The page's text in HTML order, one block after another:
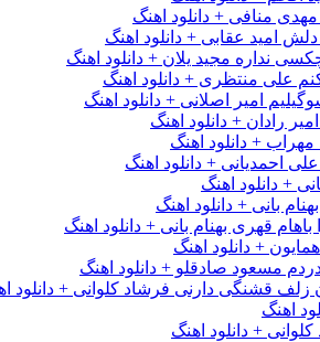
مهدی منافی + دانلود اهنگ
امید عقابی + دانلود اهنگ
نداره مجید یلان + دانلود اهنگ
علی منتظری + دانلود اهنگ
امیر اصلانی + دانلود اهنگ
رادان + دانلود اهنگ
+ دانلود اهنگ
احمدیانی + دانلود اهنگ
+ دانلود اهنگ
بانی + دانلود اهنگ
قهری بهنام بانی + دانلود اهنگ
+ دانلود اهنگ
مسعود صادقلو + دانلود اهنگ
قشنگی دارنی فرشاد کلوانی + دانلود
اهنگ
+ دانلود اهنگ